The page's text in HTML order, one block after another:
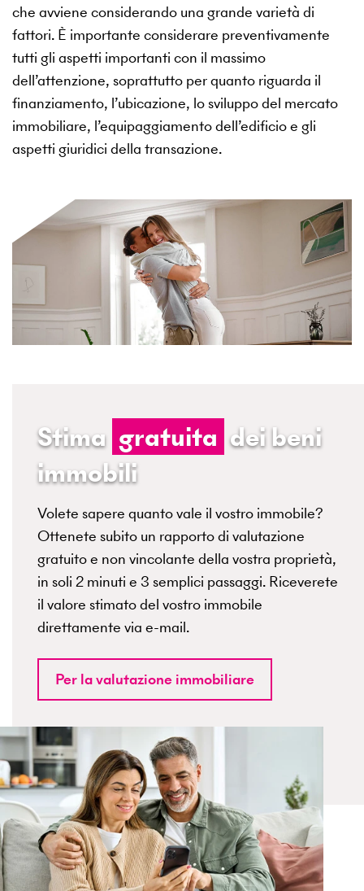
che avviene considerando una grande varietà di
fattori. È importante considerare preventivamente
tutti gli aspetti importanti con il massimo
dell’attenzione, soprattutto per quanto riguarda il
finanziamento, l’ubicazione, lo sviluppo del mercato
immobiliare, l’equipaggiamento dell’edificio e gli
aspetti giuridici della transazione.
Stima gratuita dei beni
immobili
Volete sapere quanto vale il vostro immobile?
Ottenete subito un rapporto di valutazione
gratuito e non vincolante della vostra proprietà,
in soli 2 minuti e 3 semplici passaggi. Riceverete
il valore stimato del vostro immobile
direttamente via e-mail.
Per la valutazione immobiliare